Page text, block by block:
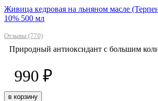
Живица кедровая на льняном масле
10% 500 мл
Отзывы (770)
Природный антиоксидант с большим
990 ₽
в корзину